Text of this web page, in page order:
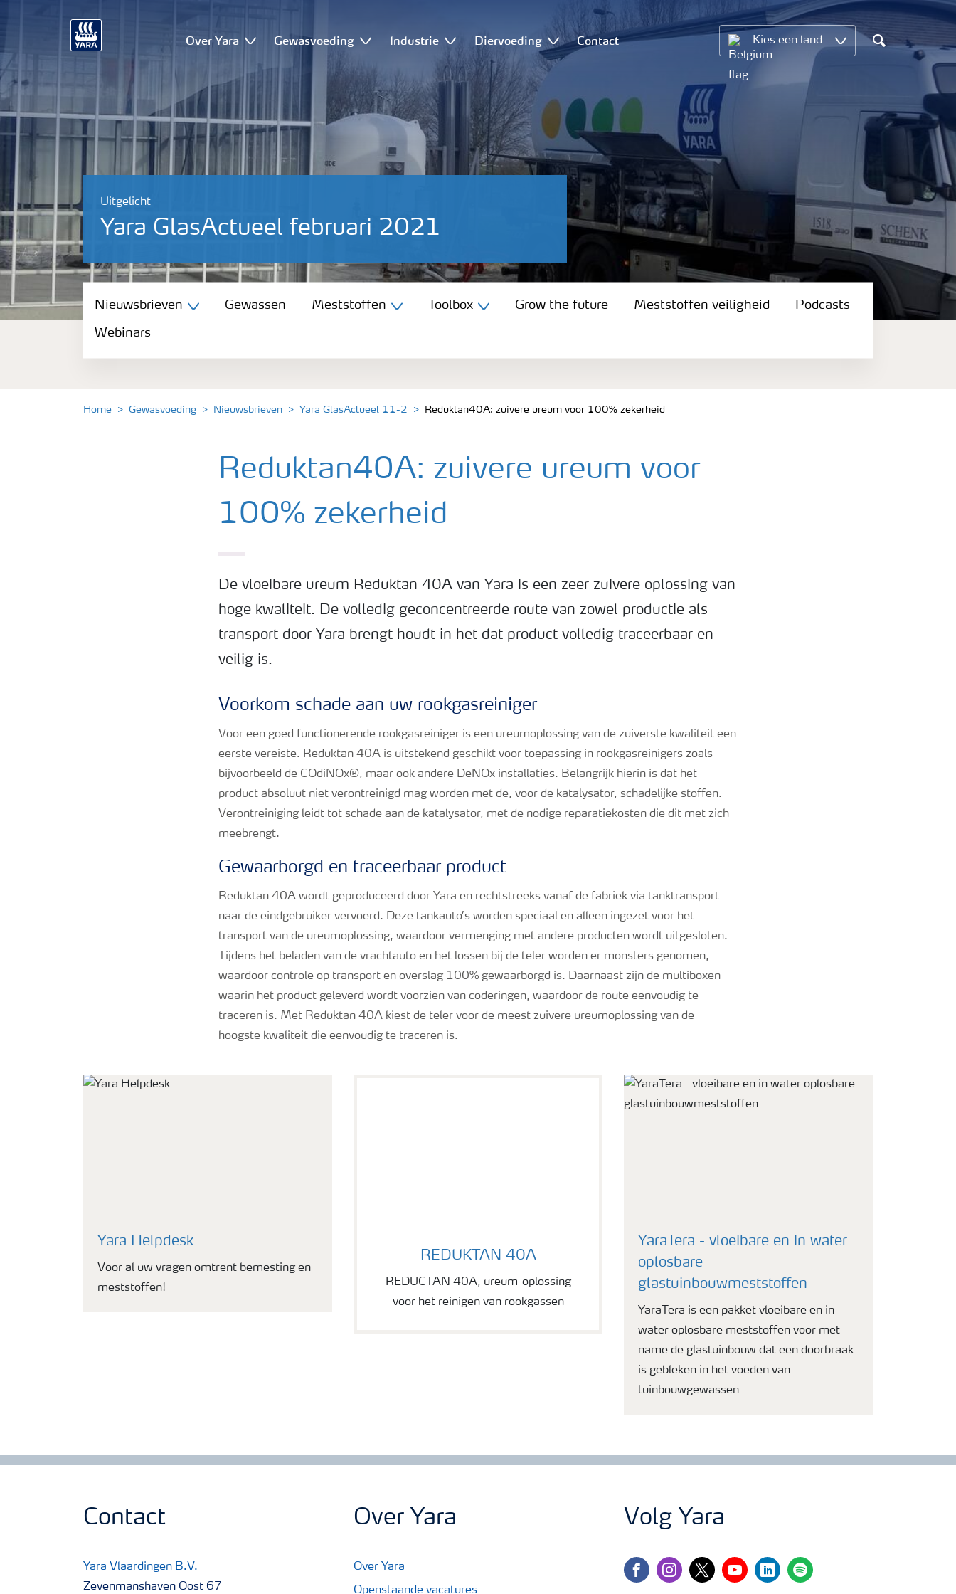
Over Yara Gewasvoeding Industrie Diervoeding Contact Kies een land
Search
Uitgelicht
Yara GlasActueel februari 2021
Nieuwsbrieven
Gewassen
Nieuwsbrieven Gewassen Meststoffen Toolbox Grow the future Meststoffen veiligheid Podcasts
Webinars
Home Gewasvoeding Nieuwsbrieven Yara GlasActueel 11-2 Reduktan40A: zuivere ureum voor 100% zekerheid
Reduktan40A: zuivere ureum voor
100% zekerheid
De vloeibare ureum Reduktan 40A van Yara is een zeer zuivere oplossing van
hoge kwaliteit. De volledig geconcentreerde route van zowel productie als
transport door Yara brengt houdt in het dat product volledig traceerbaar en
veilig is.
Voorkom schade aan uw rookgasreiniger
Voor een goed functionerende rookgasreiniger is een ureumoplossing van de zuiverste kwaliteit een
eerste vereiste. Reduktan 40A is uitstekend geschikt voor toepassing in rookgasreinigers zoals
bijvoorbeeld de COdiNOx®, maar ook andere DeNOx installaties. Belangrijk hierin is dat het
product absoluut niet verontreinigd mag worden met de, voor de katalysator, schadelijke stoffen.
Verontreiniging leidt tot schade aan de katalysator, met de nodige reparatiekosten die dit met zich
meebrengt.
Gewaarborgd en traceerbaar product
Reduktan 40A wordt geproduceerd door Yara en rechtstreeks vanaf de fabriek via tanktransport
naar de eindgebruiker vervoerd. Deze tankauto’s worden speciaal en alleen ingezet voor het
transport van de ureumoplossing, waardoor vermenging met andere producten wordt uitgesloten.
Tijdens het beladen van de vrachtauto en het lossen bij de teler worden er monsters genomen,
waardoor controle op transport en overslag 100% gewaarborgd is. Daarnaast zijn de multiboxen
waarin het product geleverd wordt voorzien van coderingen, waardoor de route eenvoudig te
traceren is. Met Reduktan 40A kiest de teler voor de meest zuivere ureumoplossing van de
hoogste kwaliteit die eenvoudig te traceren is.
Yara Helpdesk
Voor al uw vragen omtrent bemesting en
meststoffen!
REDUKTAN 40A
REDUCTAN 40A, ureum-oplossing
voor het reinigen van rookgassen
YaraTera - vloeibare en in water
oplosbare
glastuinbouwmeststoffen
YaraTera is een pakket vloeibare en in
water oplosbare meststoffen voor met
name de glastuinbouw dat een doorbraak
is gebleken in het voeden van
tuinbouwgewassen
Contact
Yara Vlaardingen B.V.
Zevenmanshaven Oost 67
Over Yara
Over Yara
Openstaande vacatures
Volg Yara
facebookinstagram
twitteryoutubelinkedinspotify